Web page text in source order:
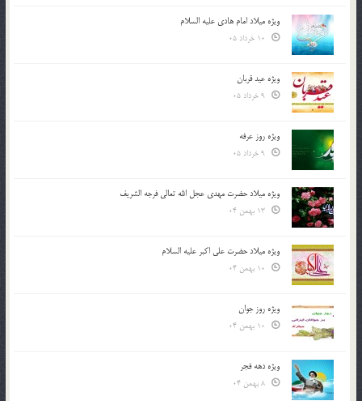
ویژه میلاد امام هادی علیه السلام
ویژه عید قربان
ویژه روز عرفه
ویژه میلاد حضرت مهدی عجل الله تعالی فرجه الشريف
ویژه میلاد حضرت علی اکبر علیه السلام
ویژه روز جوان
ویژه دهه فجر